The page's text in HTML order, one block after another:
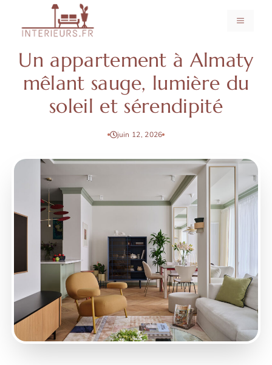
contenu
MENU
Un appartement à Almaty
mêlant sauge, lumière du
soleil et sérendipité
juin 12, 2026